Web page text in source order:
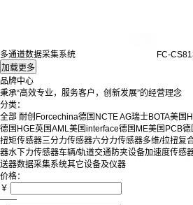
多通道数据采集系统 FC-
品牌中心
秉承“高效专业，服务客户，创新发展”的经营理念
分类：
全部 耐创Forcechina德国NCTE AG瑞士BOTA美国
德国HGE英国AML美国interface德国ME美国PCB德
扭矩传感器三分力传感器六分力传感器多维/拉扭复
器水下力传感器车辆/轨道交通防夹设备加速度传感
送器数据采集系统其它设备及仪器
价格：
￥
——